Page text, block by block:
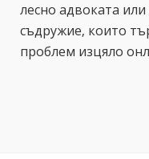
лесно адвоката
съдружие, които
проблем изцяло